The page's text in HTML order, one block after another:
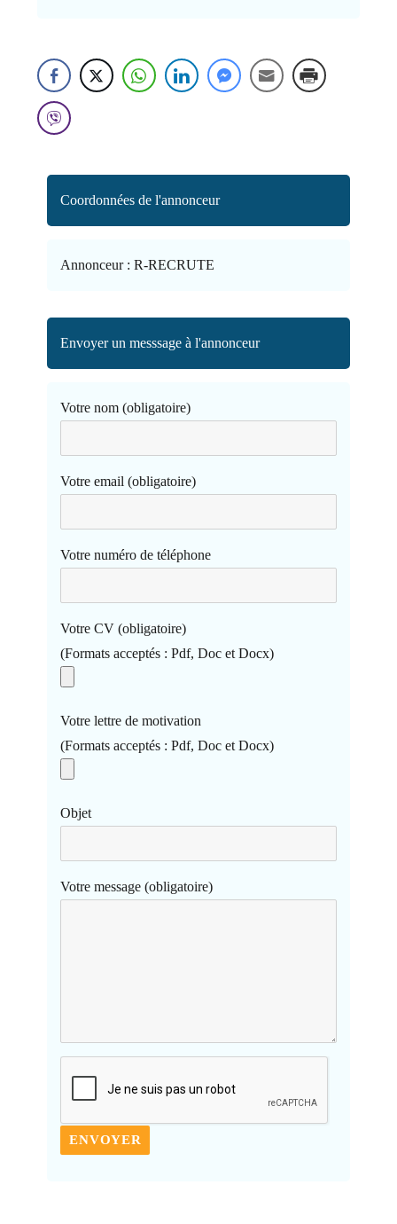
Coordonnées de l'annonceur
Annonceur : R-RECRUTE
Envoyer un messsage à l'annonceur
Votre nom (obligatoire)
Votre email (obligatoire)
Votre numéro de téléphone
Votre CV (obligatoire)
(Formats acceptés : Pdf, Doc et Docx)
Votre lettre de motivation
(Formats acceptés : Pdf, Doc et Docx)
Objet
Votre message (obligatoire)